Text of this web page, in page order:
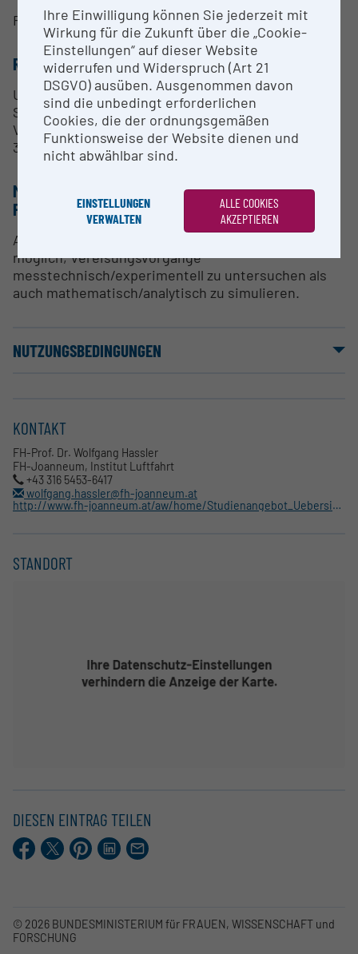
FH-Prof. Dr. Wolfgang Hassler
RESEARCH SERVICES
Untersuchung von Vereisungsvorgängen in
Simulation und Experiment, Messung der
Vereisungsvorgänge anhand von zeitabhängigen
3D-Oberflächenscanverfahren.
METHODEN & EXPERTISE ZUR
FORSCHUNGSINFRASTRUKTUR
Anhand der beschriebenen Ausstattung ist es
möglich, Vereisungsvorgänge
messtechnisch/experimentell zu untersuchen als
auch mathematisch/analytisch zu simulieren.
NUTZUNGSBEDINGUNGEN
KONTAKT
FH-Prof. Dr. Wolfgang Hassler
FH-Joanneum, Institut Luftfahrt
+43 316 5453-6417
wolfgang.hassler@fh-joanneum.at
http://www.fh-joanneum.at/aw/home/Studienangebot_Uebersicht/department_engineering/lav/fue_lav/~bdcj/Ausstattung/?lan=de
STANDORT
DIESEN EINTRAG TEILEN
Facebook
X.comPinterestLinkedIn
E-
Mail
© 2026 BUNDESMINISTERIUM für FRAUEN, WISSENSCHAFT und
FORSCHUNG
Ihre Einwilligung können Sie jederzeit mit
Wirkung für die Zukunft über die „Cookie-
Einstellungen“ auf dieser Website
widerrufen und Widerspruch (Art 21
DSGVO) ausüben. Ausgenommen davon
sind die unbedingt erforderlichen
Cookies, die der ordnungsgemäßen
Funktionsweise der Website dienen und
nicht abwählbar sind.
EINSTELLUNGEN
VERWALTEN
ALLE COOKIES
AKZEPTIEREN